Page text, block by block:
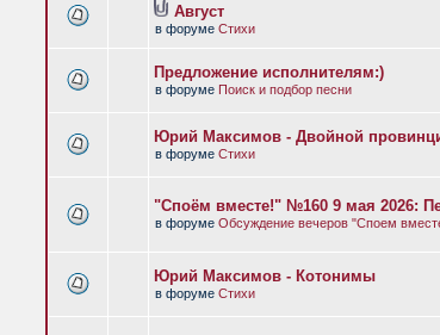
Август
в форуме Стихи
Предложение исполнителям:)
в форуме Поиск и подбор песни
Юрий Максимов - Двойной
в форуме Стихи
"Споём вместе!" №160 9 мая 2026:
в форуме Обсуждение вечеров "Споем
Юрий Максимов - Котонимы
в форуме Стихи